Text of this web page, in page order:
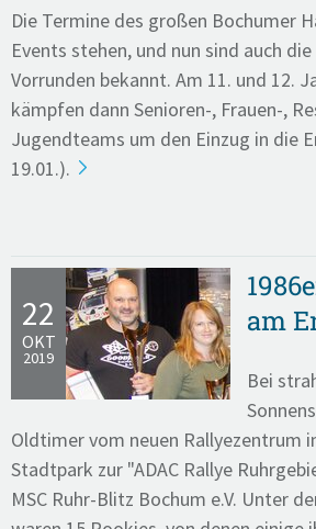
Die Termine des großen Bochumer
Events stehen, und nun sind auch
Vorrunden bekannt. Am 11. und 12.
kämpfen dann Senioren-, Frauen-,
Jugendteams um den Einzug in die
19.01.).
22
OKT
2019
am
Bei
Oldtimer vom neuen Rallyezentrum
Stadtpark zur "ADAC Rallye
MSC Ruhr-Blitz Bochum e.V. Unter